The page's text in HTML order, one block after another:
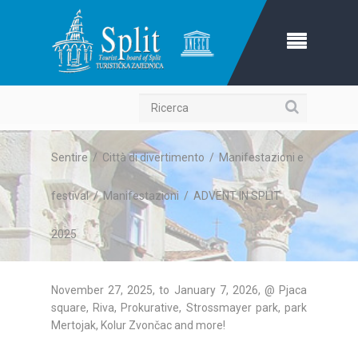
Ricerca
Sentire / Città di divertimento / Manifestazioni e
festival/Manifestazioni / ADVENT IN SPLIT
2025
November 27, 2025, to January 7, 2026, @ Pjaca
square, Riva, Prokurative, Strossmayer park, park
Mertojak, Kolur Zvončac and more!